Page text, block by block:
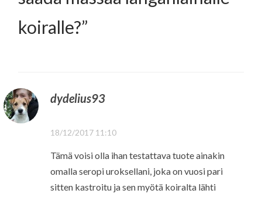
koiralle?”
dydelius93
18/12/2017 11:10
Tämä voisi olla ihan testattava tuote ainakin
omalla seropi uroksellani, joka on vuosi pari
sitten kastroitu ja sen myötä koiralta lähti